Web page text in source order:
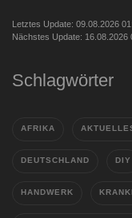
Letztes Update: 09.08.2026
Nächstes Update: 16.08.2026
Schlagwörter
AFRIKA
DEUTSCHLAND DIY
HANDWERK